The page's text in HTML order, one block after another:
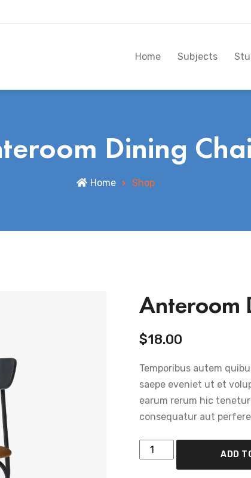
Home Subjects
Dining
Home Shop
Anteroom
$18.00
Temporibus autem
saepe eveniet ut et
earum rerum hic
consequatur aut
ADD